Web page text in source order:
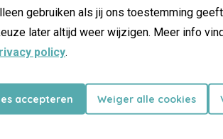
gebruiken als jij ons toestemming
later altijd weer wijzigen. Meer info
policy.
accepteren Weiger alle cookies
Hellevoetsluis